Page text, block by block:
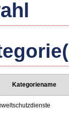
Kategoriename